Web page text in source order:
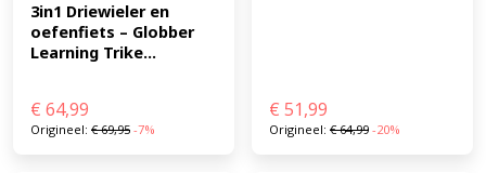
3in1 Driewieler en
oefenfiets – Globber
Learning Trike...
€ 64,99
Origineel: €69,95 -7%
€ 51,99
Origineel: €64,99 -20%